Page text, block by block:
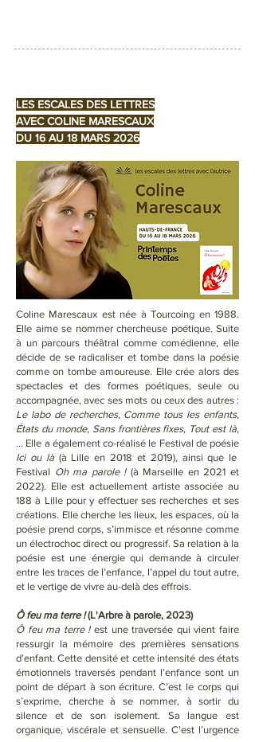
LES ESCALES DES LETTRES
AVEC COLINE MARESCAUX
DU 16 AU 18 MARS 2026
Coline Marescaux est née à Tourcoing en 1988.
Elle aime se nommer chercheuse poétique. Suite
à un parcours théâtral comme comédienne, elle
décide de se radicaliser et tombe dans la poésie
comme on tombe amoureuse. Elle crée alors des
spectacles et des formes poétiques, seule ou
accompagnée, avec ses mots ou ceux des autres :
Le labo de recherches, Comme tous les enfants,
États du monde, Sans frontières fixes, Tout est là,
… Elle a également co-réalisé le Festival de poésie
Ici ou là(à Lille en 2018 et 2019), ainsi que le
Festival Oh ma parole !(à Marseille en 2021 et
2022). Elle est actuellement artiste associée au
188 à Lille pour y effectuer ses recherches et ses
créations. Elle cherche les lieux, les espaces, où la
poésie prend corps, s’immisce et résonne comme
un électrochoc direct ou progressif. Sa relation à la
poésie est une énergie qui demande à circuler
entre les traces de l’enfance, l’appel du tout autre,
et le vertige de vivre au-delà des effrois.
Ô feu ma terre !(L'Arbre à parole, 2023)
Ô feu ma terre !est une traversée qui vient faire
ressurgir la mémoire des premières sensations
d’enfant. Cette densité et cette intensité des états
émotionnels traversés pendant l’enfance sont un
point de départ à son écriture. C’est le corps qui
s’exprime, cherche à se nommer, à sortir du
silence et de son isolement. Sa langue est
organique, viscérale et sensuelle. C’est l’urgence